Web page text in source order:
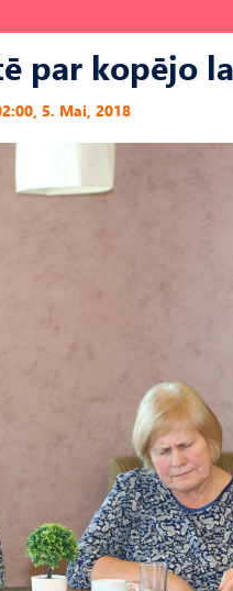
par kopējo
5. Mai, 2018